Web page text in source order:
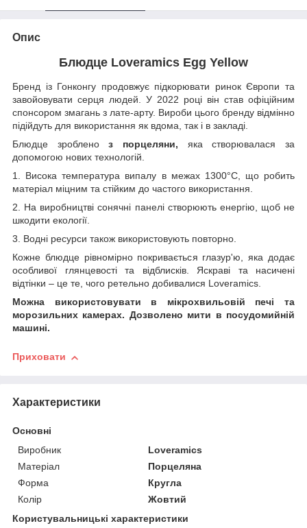
Опис
Блюдце Loveramics Egg Yellow
Бренд із Гонконгу продовжує підкорювати ринок Європи та
завойовувати серця людей. У 2022 році він став офіційним
спонсором змагань з лате-арту. Вироби цього бренду відмінно
підійдуть для використання як вдома, так і в закладі.
Блюдце зробленоз порцеляни, яка створювалася за
допомогою нових технологій.
1. Висока температура випалу в межах 1300°С, що робить
матеріал міцним та стійким до частого використання.
2. На виробництві сонячні панелі створюють енергію, щоб не
шкодити екології.
3. Водні ресурси також використовують повторно.
Кожне блюдце рівномірно покривається глазур'ю, яка додає
особливої глянцевості та відблисків. Яскраві та насичені
відтінки – це те, чого ретельно добивалися Loveramics.
Можна використовувати в мікрохвильовій печі та
морозильних камерах. Дозволено мити в посудомийній
машині.
Приховати
Характеристики
Основні
Виробник
Loveramics
Матеріал
Порцеляна
Форма
Кругла
Колір
Жовтий
Користувальницькі характеристики